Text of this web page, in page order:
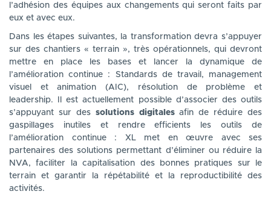
l’adhésion des équipes aux changements qui seront faits par
eux et avec eux.
Dans les étapes suivantes, la transformation devra s’appuyer
sur des chantiers « terrain », très opérationnels, qui devront
mettre en place les bases et lancer la dynamique de
l’amélioration continue : Standards de travail, management
visuel et animation (AIC), résolution de problème et
leadership. Il est actuellement possible d’associer des outils
s’appuyant sur des solutions digitalesafin de réduire des
gaspillages inutiles et rendre efficients les outils de
l’amélioration continue : XL met en œuvre avec ses
partenaires des solutions permettant d’éliminer ou réduire la
NVA, faciliter la capitalisation des bonnes pratiques sur le
terrain et garantir la répétabilité et la reproductibilité des
activités.